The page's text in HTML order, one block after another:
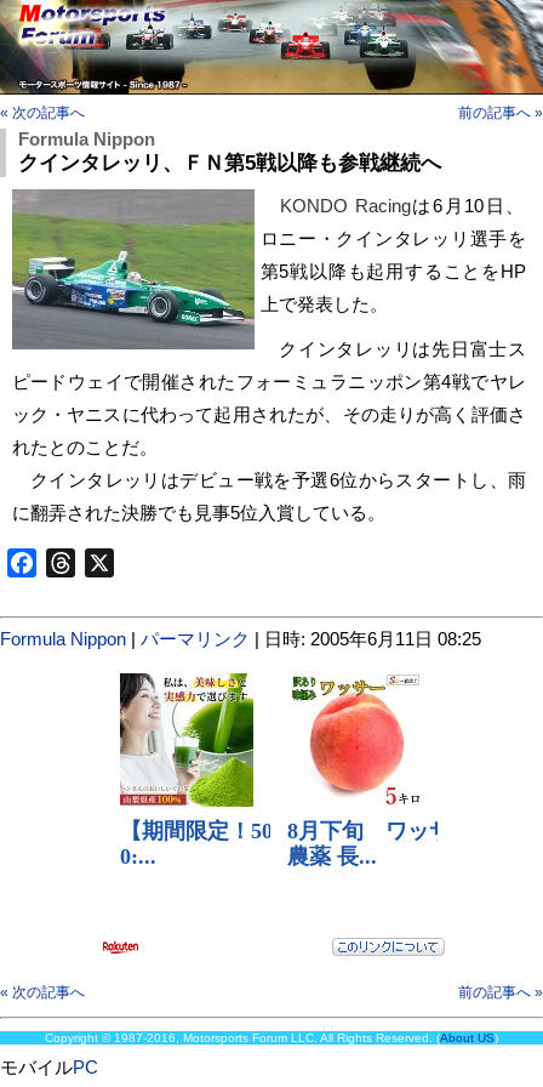
« 次の記事へ 前の記事へ »
Formula Nippon
クインタレッリ、ＦＮ第5戦以降も参戦継続へ
KONDO Racingは6月10日、
ロニー・クインタレッリ選手を
第5戦以降も起用することをHP
上で発表した。
クインタレッリは先日富士ス
ピードウェイで開催されたフォーミュラニッポン第4戦でヤレ
ック・ヤニスに代わって起用されたが、その走りが高く評価さ
れたとのことだ。
クインタレッリはデビュー戦を予選6位からスタートし、雨
に翻弄された決勝でも見事5位入賞している。
FacebookThreads
Formula Nippon | パーマリンク | 日時: 2005年6月11日 08:25
« 次の記事へ 前の記事へ »
Copyright © 1987-2016, Motorsports Forum LLC. All Rights Reserved. (About US)
モバイルPC